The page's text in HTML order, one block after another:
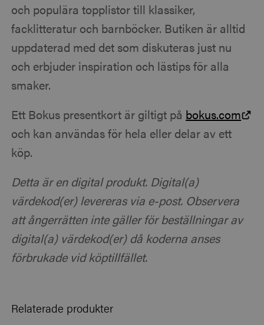
och populära topplistor till klassiker,
facklitteratur och barnböcker. Butiken är alltid
uppdaterad med det som diskuteras just nu
och erbjuder inspiration och lästips för alla
smaker.
Ett Bokus presentkort är giltigt på bokus.com
och kan användas för hela eller delar av ett
köp.
Detta är en digital produkt. Digital(a)
värdekod(er) levereras via e-post. Observera
att ångerrätten inte gäller för beställningar av
digital(a) värdekod(er) då koderna anses
förbrukade vid köptillfället.
Relaterade produkter